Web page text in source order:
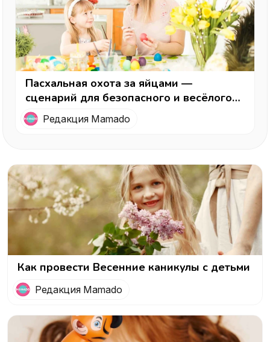
Пасхальная охота за яйцами —
сценарий для безопасного и весёлого
праздника
Редакция Mamado
Как провести Весенние каникулы с детьми
Редакция Mamado